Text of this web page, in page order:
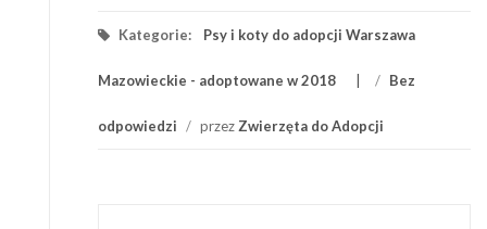
Kategorie: Psy i koty do adopcji Warszawa
Mazowieckie - adoptowane w 2018 / Bez
odpowiedzi / przez Zwierzęta do Adopcji